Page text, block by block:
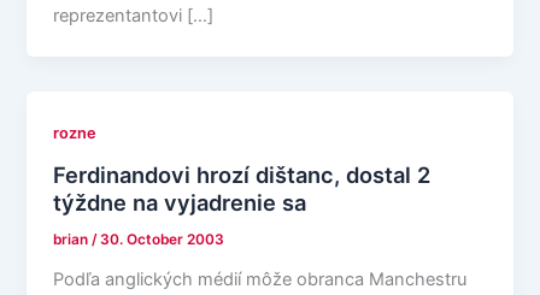
reprezentantovi […]
rozne
Ferdinandovi hrozí dištanc, dostal 2
týždne na vyjadrenie sa
brian/30. October 2003
Podľa anglických médií môže obranca Manchestru